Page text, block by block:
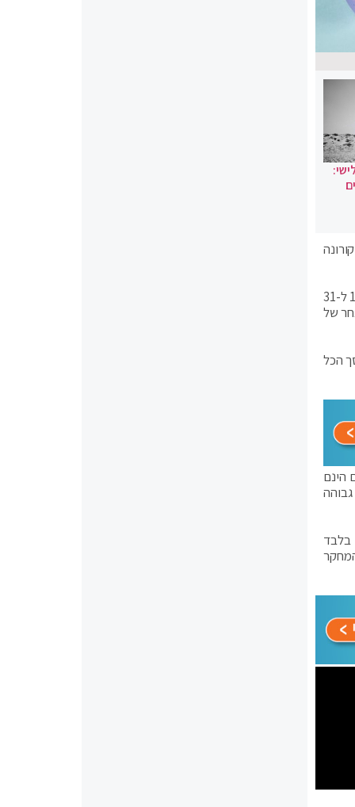
מצא כי אחד מכל 10 חולי הנגיף קורונה
המחקר שהובא בכתב העת הרפואי Diabetologia Thursdayvmrp, מציין כי המחקר הקיף 53 בתי חולים בצרפת בין התאריכים 10 ל-31
תסמינים אחר של
מת בבית החולים. בסך הכל
סוכרתיים הינם
65 עם סוכרת מסוג 1 לא מת. כך גם, 39 חולים בלבד
עורכי המחקר